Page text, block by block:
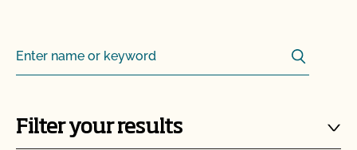
Search for: Search
Filter your results